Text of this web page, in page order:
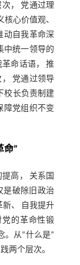
， 党通过理
心价值观、
动自我革命深
中统一领导的
命话语， 推
党通过领导
校长负责制建
障党组织不变
命”
高， 关系国
是破除旧政治
新、 自我提升
的革命性锻
。从“什么是”
两个层次。